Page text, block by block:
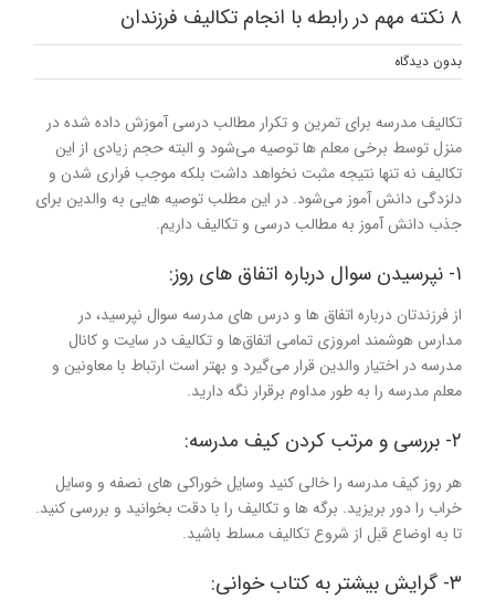
۸ نکته مهم در رابطه با انجام تکالیف فرزندان
بدون ديدگاه
تکالیف مدرسه برای تمرین و تکرار مطالب درسی آموزش داده شده در
منزل توسط برخی معلم ها توصیه می‌شود و البته حجم زیادی از این
تکالیف نه تنها نتیجه مثبت نخواهد داشت بلکه موجب فراری شدن و
دلزدگی دانش آموز می‌شود. در این مطلب توصیه هایی به والدین برای
جذب دانش آموز به مطالب درسی و تکالیف داریم.
۱- نپرسیدن سوال درباره اتفاق های روز:
از فرزندتان درباره اتفاق ها و درس های مدرسه سوال نپرسید، در
مدارس هوشمند امروزی تمامی اتفاق‌ها و تکالیف در سایت و کانال
مدرسه در اختیار والدین قرار می‌گیرد و بهتر است ارتباط با معاونین و
معلم مدرسه را به طور مداوم برقرار نگه دارید.
۲- بررسی و مرتب کردن کیف مدرسه:
هر روز کیف مدرسه را خالی کنید وسایل خوراکی های نصفه و وسایل
خراب را دور بریزید. برگه ها و تکالیف را با دقت بخوانید و بررسی کنید.
تا به اوضاع قبل از شروع تکالیف مسلط باشید.
۳- گرایش بیشتر به کتاب خوانی: